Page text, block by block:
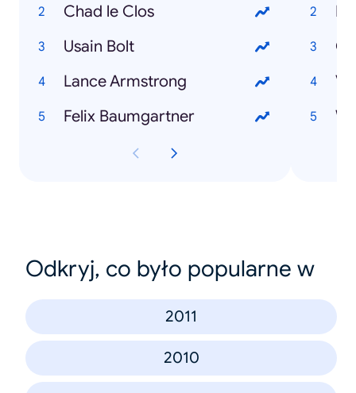
Chad le Clos
Usain Bolt
Lance Armstrong
Felix Baumgartner
Odkryj, co było popularne w
2011
2010